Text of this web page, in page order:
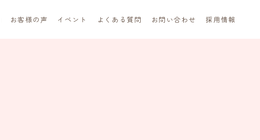
お客様の声 イベント よくある質問 お問い合わせ 採用情報